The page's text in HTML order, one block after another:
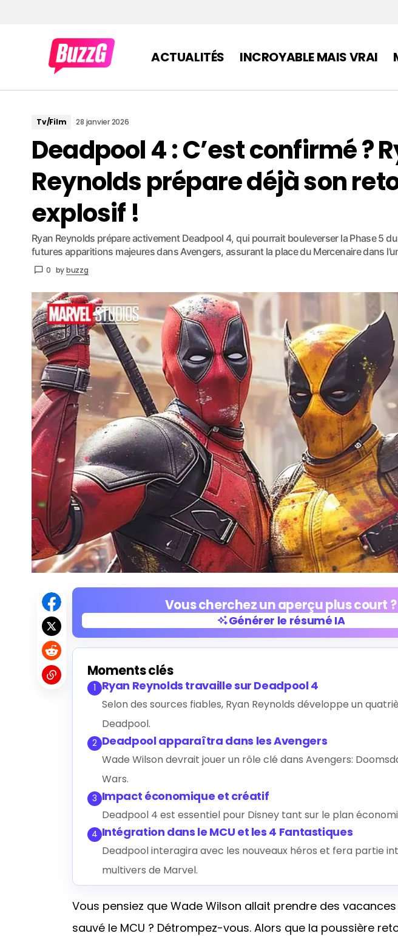
ACTUALITÉS INCROYABLE MAIS VRAI
Tv/Film 28 janvier 2026
Deadpool 4 : C’est confirmé ?
Reynolds prépare déjà son
explosif !
Ryan Reynolds prépare activement Deadpool 4, qui pourrait bouleverser la Phase 5
futures apparitions majeures dans Avengers, assurant la place du Mercenaire dans
0 bybuzzg
Vous cherchez un aperçu plus court ?
Générer le résumé IA
Moments clés
1 Ryan Reynolds travaille sur Deadpool 4
Selon des sources fiables, Ryan Reynolds développe un
Deadpool.
2 Deadpool apparaîtra dans les Avengers
Wade Wilson devrait jouer un rôle clé dans Avengers:
Wars.
3 Impact économique et créatif
Deadpool 4 est essentiel pour Disney tant sur le plan
4 Intégration dans le MCU et les 4 Fantastiques
Deadpool interagira avec les nouveaux héros et fera partie
multivers de Marvel.
Vous pensiez que Wade Wilson allait prendre des
sauvé le MCU ? Détrompez-vous. Alors que la poussière